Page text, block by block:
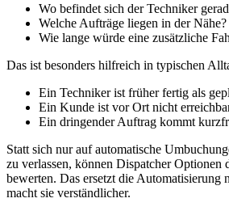
Wo befindet sich der Techniker
Welche Aufträge liegen in der Nähe?
Wie lange würde eine zusätzliche
Das ist besonders hilfreich in typischen
Ein Techniker ist früher fertig als
Ein Kunde ist vor Ort nicht
Ein dringender Auftrag kommt
Statt sich nur auf automatische
zu verlassen, können Dispatcher Optionen
bewerten. Das ersetzt die Automatisierung
macht sie verständlicher.